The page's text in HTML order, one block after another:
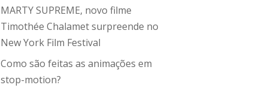
MARTY SUPREME, novo filme
Timothée Chalamet surpreende no
New York Film Festival
Como são feitas as animações em
stop-motion?